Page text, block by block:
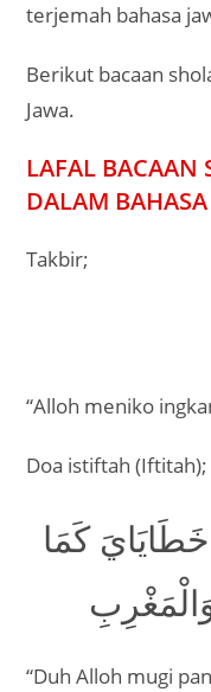
terjemah bahasa
Berikut bacaan
Jawa.
LAFAL BACAAN
DALAM
Takbir;
“Alloh meniko
Doa istiftah (Iftitah);
خَطَايَايَ كَمَا
“Duh Alloh mugi